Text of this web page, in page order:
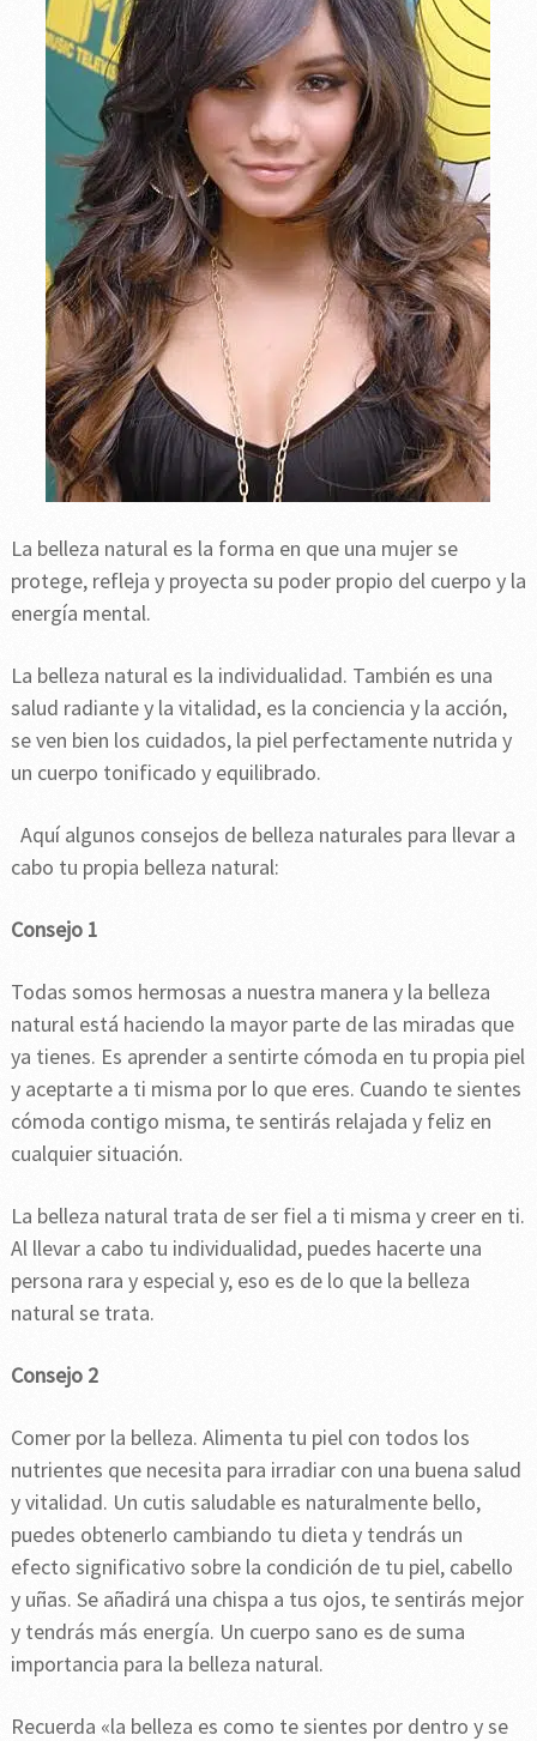
La belleza natural es la forma en que una mujer se
protege, refleja y proyecta su poder propio del cuerpo y la
energía mental.
La belleza natural es la individualidad. También es una
salud radiante y la vitalidad, es la conciencia y la acción,
se ven bien los cuidados, la piel perfectamente nutrida y
un cuerpo tonificado y equilibrado.
Aquí algunos consejos de belleza naturales para llevar a
cabo tu propia belleza natural:
Consejo 1
Todas somos hermosas a nuestra manera y la belleza
natural está haciendo la mayor parte de las miradas que
ya tienes. Es aprender a sentirte cómoda en tu propia piel
y aceptarte a ti misma por lo que eres. Cuando te sientes
cómoda contigo misma, te sentirás relajada y feliz en
cualquier situación.
La belleza natural trata de ser fiel a ti misma y creer en ti.
Al llevar a cabo tu individualidad, puedes hacerte una
persona rara y especial y, eso es de lo que la belleza
natural se trata.
Consejo 2
Comer por la belleza. Alimenta tu piel con todos los
nutrientes que necesita para irradiar con una buena salud
y vitalidad. Un cutis saludable es naturalmente bello,
puedes obtenerlo cambiando tu dieta y tendrás un
efecto significativo sobre la condición de tu piel, cabello
y uñas. Se añadirá una chispa a tus ojos, te sentirás mejor
y tendrás más energía. Un cuerpo sano es de suma
importancia para la belleza natural.
Recuerda «la belleza es como te sientes por dentro y se